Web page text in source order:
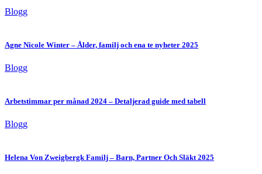
Blogg
Agne Nicole Winter – Ålder, familj och ena te nyheter 2025
Blogg
Arbetstimmar per månad 2024 – Detaljerad guide med tabell
Blogg
Helena Von Zweigbergk Familj – Barn, Partner Och Släkt 2025